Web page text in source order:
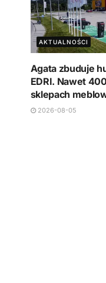
AKTUALNOŚCI
Agata zbuduje
EDRI. Nawet
sklepach
2026-08-05